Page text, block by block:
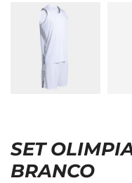
SET
BRANCO